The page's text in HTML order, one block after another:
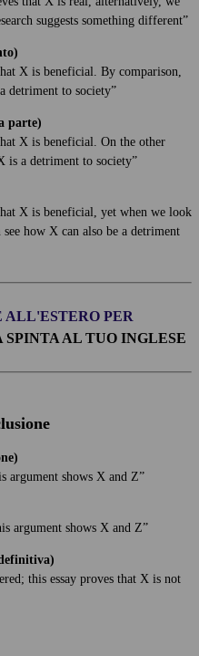
suggests something different”
X is beneficial. By comparison,
detriment to society”
parte)
X is beneficial. On the other
is a detriment to society”
X is beneficial, yet when we look
see how X can also be a detriment
ALL'ESTERO PER
SPINTA AL TUO INGLESE
argument shows X and Z”
argument shows X and Z”
this essay proves that X is not